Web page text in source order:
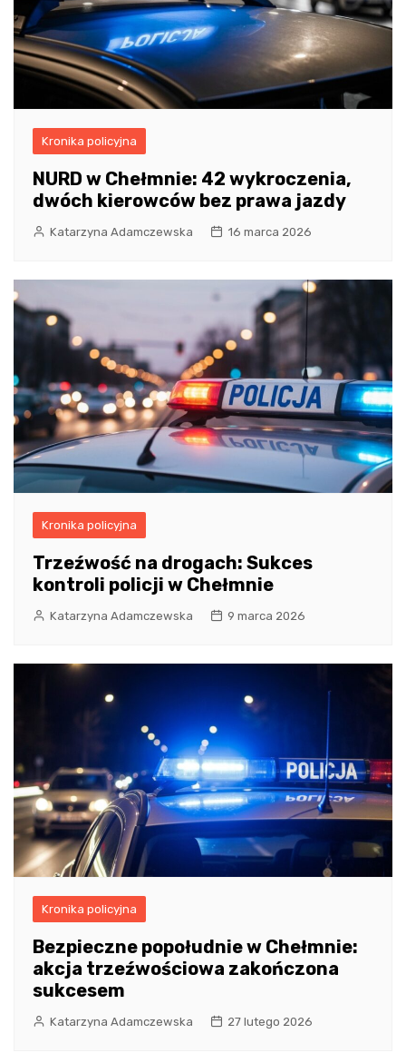
Kronika policyjna
NURD w Chełmnie: 42 wykroczenia,
dwóch kierowców bez prawa jazdy
Katarzyna Adamczewska 16 marca 2026
Kronika policyjna
Trzeźwość na drogach: Sukces
kontroli policji w Chełmnie
Katarzyna Adamczewska 9 marca 2026
Kronika policyjna
Bezpieczne popołudnie w Chełmnie:
akcja trzeźwościowa zakończona
sukcesem
Katarzyna Adamczewska 27 lutego 2026